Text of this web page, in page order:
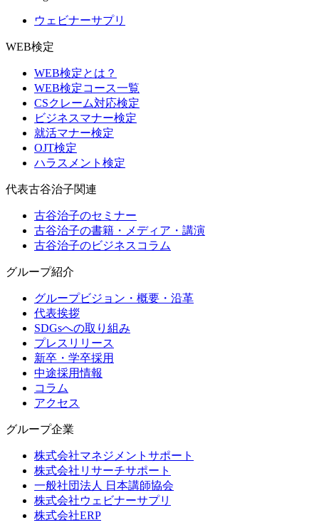
ウェビナーサプリ
WEB検定
WEB検定とは？
WEB検定コース一覧
CSクレーム対応検定
ビジネスマナー検定
就活マナー検定
OJT検定
ハラスメント検定
代表古谷治子関連
古谷治子のセミナー
古谷治子の書籍・メディア・講演
古谷治子のビジネスコラム
グループ紹介
グループビジョン・概要・沿革
代表挨拶
SDGsへの取り組み
プレスリリース
新卒・学卒採用
中途採用情報
コラム
アクセス
グループ企業
株式会社マネジメントサポート
株式会社リサーチサポート
一般社団法人 日本講師協会
株式会社ウェビナーサプリ
株式会社ERP